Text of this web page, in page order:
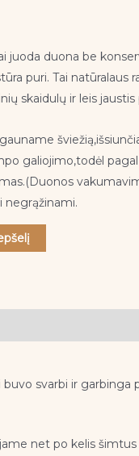
juoda duona be
puri. Tai natūralaus
skaidulų ir leis jaustis
galiojimo,todėl
negrąžinami.
svarbi ir garbinga
net po kelis